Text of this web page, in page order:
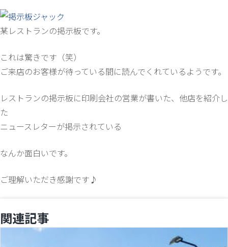
某レストランの掲示板です。
これは驚きです（笑）
ご来店のお客様が待っている間に読んでくれているようです。
レストランの掲示板に印刷会社の営業が書いた、他店を紹介し
た
ニュースレターが掲示されている
なんか面白いです。
ご理解いただき感謝です♪
関連記事